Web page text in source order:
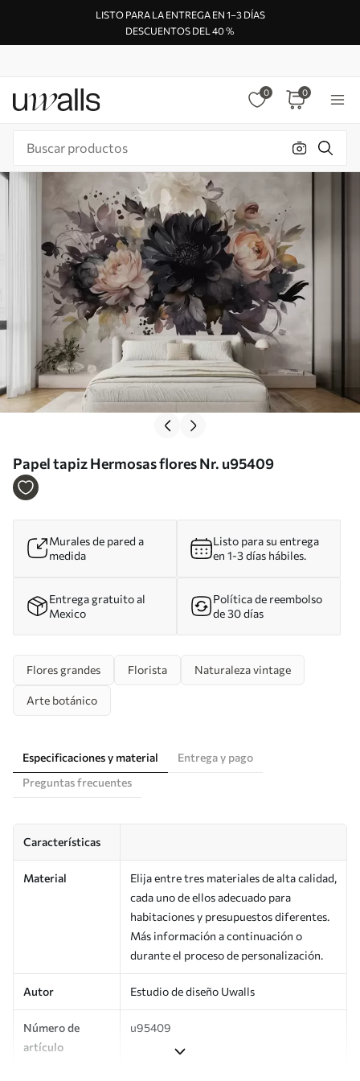
LISTO PARA LA ENTREGA EN 1–3 DÍAS
DESCUENTOS DEL 40 %
0 0
Papel tapiz Hermosas flores Nr. u95409
Murales de pared a
medida
Listo para su entrega
en 1-3 días hábiles.
Entrega gratuito al
Mexico
Política de reembolso
de 30 días
Flores grandes Florista Naturaleza vintage
Arte botánico
Especificaciones y material
Entrega y pago
Preguntas frecuentes
Características
Material
Elija entre tres materiales de alta calidad,
cada uno de ellos adecuado para
habitaciones y presupuestos diferentes.
Más información a continuación o
durante el proceso de personalización.
Autor Estudio de diseño Uwalls
Número de
artículo
u95409